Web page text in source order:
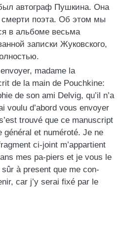
автограф Пушкина. Она
смерти поэта. Об этом мы
в альбоме весьма
записки Жуковского,
madame la
de la main de Pouchkine:
de son ami Delvig, qu’il n’a
voulu d’abord vous envoyer
trouvé que ce manuscript
et numéroté. Je ne
ci-joint m’appartient
mes pa-piers et je vous le
à present que me con-
car j’y serai fixé par le